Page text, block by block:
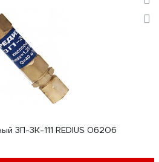
3П-3К-111 REDIUS 06206